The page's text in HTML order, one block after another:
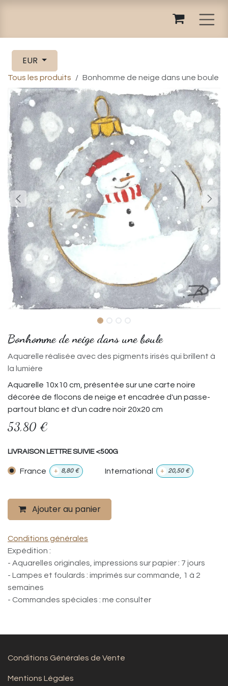
EUR
Tous les produits Bonhomme de neige dans une boule
Bonhomme de neige dans une boule
Aquarelle réalisée avec des pigments irisés qui brillent à
la lumière
Aquarelle 10x10 cm, présentée sur une carte noire
décorée de flocons de neige et encadrée d'un passe-
partout blanc et d'un cadre noir 20x20 cm
53,80 €
LIVRAISON LETTRE SUIVIE <500G
France + 8,80€ International + 20,50€
Ajouter au panier
Conditions générales
Expédition :
- Aquarelles originales, impressions sur papier : 7 jours
- Lampes et foulards : imprimés sur commande, 1 à 2
semaines
- Commandes spéciales : me consulter
Conditions Générales de Vente
Mentions Légales